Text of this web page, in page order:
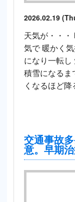
2026.02.19
天気が・・
気で 暖かく
になり一転し
積雪になるま
くなるほど
交通事故
意。早期